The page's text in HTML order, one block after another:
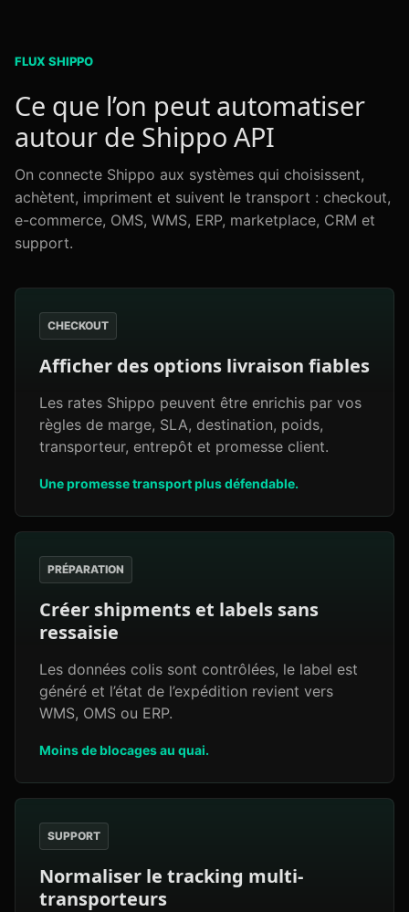
FLUX SHIPPO
Ce que l’on peut automatiser
autour de Shippo API
On connecte Shippo aux systèmes qui choisissent,
achètent, impriment et suivent le transport : checkout,
e-commerce, OMS, WMS, ERP, marketplace, CRM et
support.
CHECKOUT
Afficher des options livraison fiables
Les rates Shippo peuvent être enrichis par vos
règles de marge, SLA, destination, poids,
transporteur, entrepôt et promesse client.
Une promesse transport plus défendable.
PRÉPARATION
Créer shipments et labels sans
ressaisie
Les données colis sont contrôlées, le label est
généré et l’état de l’expédition revient vers
WMS, OMS ou ERP.
Moins de blocages au quai.
SUPPORT
Normaliser le tracking multi-
transporteurs